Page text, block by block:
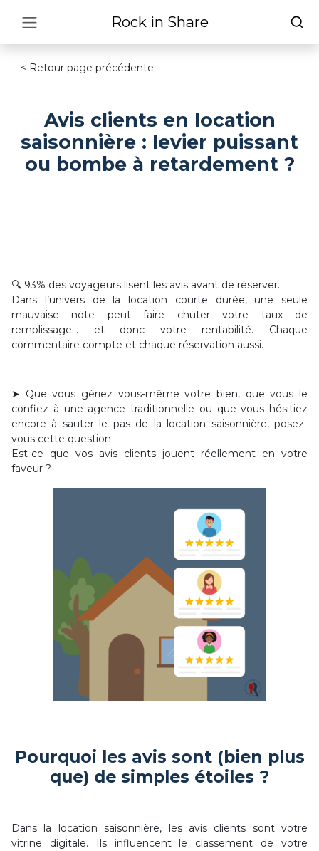
Rock in Share
< Retour page précédente
Avis clients en location
saisonnière : levier puissant
ou bombe à retardement ?
🔍 93% des voyageurs lisent les avis avant de réserver.
Dans l’univers de la location courte durée, une seule
mauvaise note peut faire chuter votre taux de
remplissage… et donc votre rentabilité. Chaque
commentaire compte et chaque réservation aussi.
➤ Que vous gériez vous-même votre bien, que vous le
confiez à une agence traditionnelle ou que vous hésitiez
encore à sauter le pas de la location saisonnière, posez-
vous cette question :
Est-ce que vos avis clients jouent réellement en votre
faveur ?
Pourquoi les avis sont (bien plus
que) de simples étoiles ?
Dans la location saisonnière, les avis clients sont votre
vitrine digitale. Ils influencent le classement de votre